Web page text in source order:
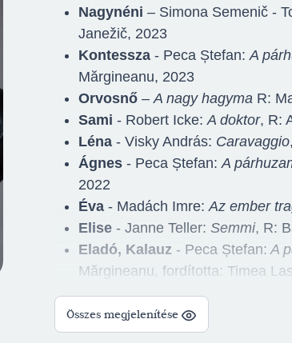
Nagynéni – Simona Semenič -
Janežič, 2023
Kontessza - Peca Ștefan:A
Mărgineanu, 2023
Orvosnő –A nagy hagyma R:
Sami - Robert Icke:A doktor, R:
Léna - Visky András: Caravaggio
Ágnes - Peca Ștefan:A
2022
Éva - Madách Imre:Az ember
Elise - Janne Teller: Semmi, R:
Eladó, Kalauz - Peca Ștefan: A
Mărgineanu, fordította: Timea
Carla- Arthur Kopit, Maury
Zsülie- Adrian Sitaru:
olvasott, R: Adrian Sitaru, 2020
Összes megjelenítése